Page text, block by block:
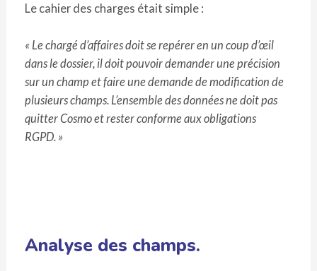
Le cahier des charges était simple :
« Le chargé d’affaires doit se repérer en un coup d’œil
dans le dossier, il doit pouvoir demander une précision
sur un champ et faire une demande de modification de
plusieurs champs. L’ensemble des données ne doit pas
quitter Cosmo et rester conforme aux obligations
RGPD. »
Analyse des champs.